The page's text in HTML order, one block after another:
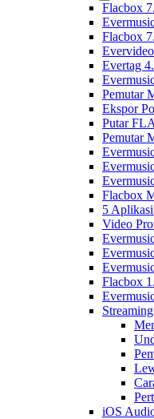
Flacbox
Flacbox
Evertag
Pemutar
Ekspor
Putar
Pemutar
Flacbox
5
Video
Flacbox
iOS